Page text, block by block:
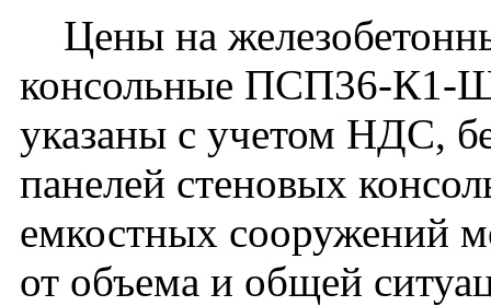
Цены на
консольные ПСП36-К1-Ш
указаны с учетом НДС,
панелей стеновых
емкостных сооружений
от объема и общей